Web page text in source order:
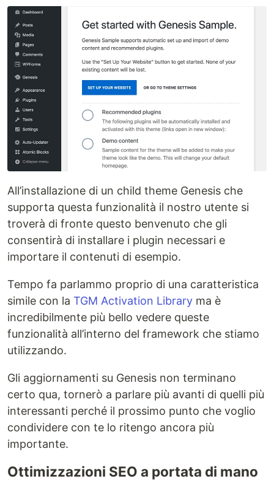
All’installazione di un child theme Genesis che
supporta questa funzionalità il nostro utente si
troverà di fronte questo benvenuto che gli
consentirà di installare i plugin necessari e
importare il contenuti di esempio.
Tempo fa parlammo proprio di una caratteristica
simile con la TGM Activation Library ma è
incredibilmente più bello vedere queste
funzionalità all’interno del framework che stiamo
utilizzando.
Gli aggiornamenti su Genesis non terminano
certo qua, tornerò a parlare più avanti di quelli più
interessanti perché il prossimo punto che voglio
condividere con te lo ritengo ancora più
importante.
Ottimizzazioni SEO a portata di mano